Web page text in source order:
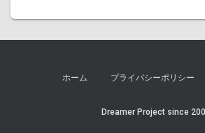
ホーム プライバシーポリシー
Dreamer Project since